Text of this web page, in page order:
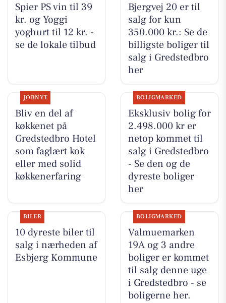
Spier PS vin til 39
kr. og Yoggi
yoghurt til 12 kr. -
se de lokale tilbud
Bjergvej 20 er til
salg for kun
350.000 kr.: Se de
billigste boliger til
salg i Gredstedbro
her
JOBNYT
Bliv en del af
køkkenet på
Gredstedbro Hotel
som faglært kok
eller med solid
køkkenerfaring
BOLIGMARKED
Eksklusiv bolig for
2.498.000 kr er
netop kommet til
salg i Gredstedbro
- Se den og de
dyreste boliger
her
BILER
10 dyreste biler til
salg i nærheden af
Esbjerg Kommune
BOLIGMARKED
Valmuemarken
19A og 3 andre
boliger er kommet
til salg denne uge
i Gredstedbro - se
boligerne her.